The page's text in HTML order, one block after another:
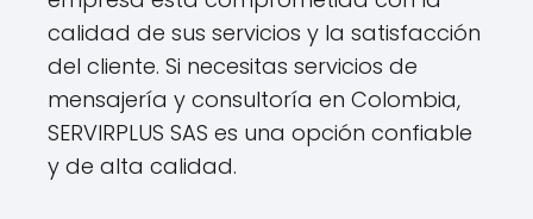
calidad de sus servicios y la satisfacción
del cliente. Si necesitas servicios de
mensajería y consultoría en Colombia,
SERVIRPLUS SAS es una opción confiable
y de alta calidad.